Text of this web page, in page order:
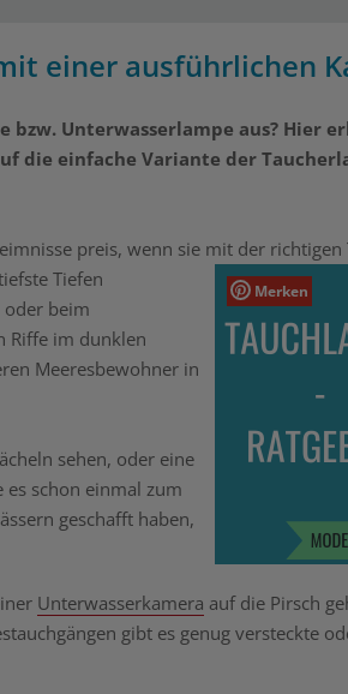
einer ausführlichen
bzw. Unterwasserlampe aus? Hier
die einfache Variante der
preis, wenn sie mit der
Merken
Tiefen
oder beim
Riffe im dunklen
Meeresbewohner in
sehen, oder eine
es schon einmal zum
geschafft haben,
Unterwasserkamera auf die Pirsch
gibt es genug versteckte